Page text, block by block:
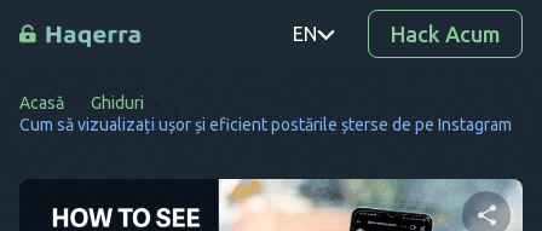
EN
PT
RO
Hack Acum
Acasă
Ghiduri
Cum să vizualizați ușor și eficient postările șterse de pe Instagram